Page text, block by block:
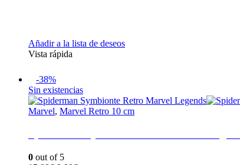
Añadir a la lista de deseos
Vista rápida
-38%
Sin existencias
Marvel, Marvel Retro 10 cm
0 out of 5